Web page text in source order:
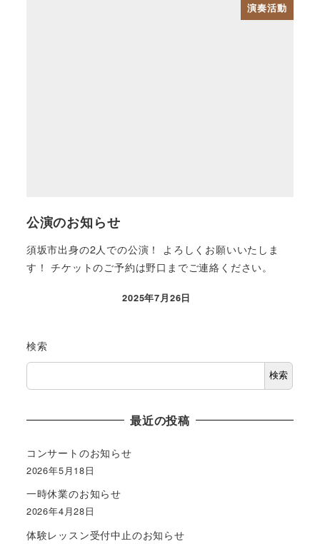
演奏活動
公演のお知らせ
須坂市出身の2人での公演！ よろしくお願いいたしま
す！ チケットのご予約は野口までご連絡ください。
2025年7月26日
検索
検索
最近の投稿
コンサートのお知らせ
2026年5月18日
一時休業のお知らせ
2026年4月28日
体験レッスン受付中止のお知らせ